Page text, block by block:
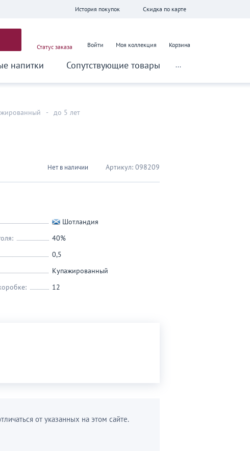
История покупок Скидка по карте
Статус заказа Войти Моя коллекция Корзина
напитки Сопутствующие товары ...
- до 5 лет
Нет в наличии Артикул: 098209
Шотландия
40%
0,5
Купажированный
12
от указанных на этом сайте.